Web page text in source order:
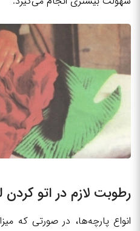
رطوبت لازم در اتو کردن
انواع پارچه‌ها، در صورتی که